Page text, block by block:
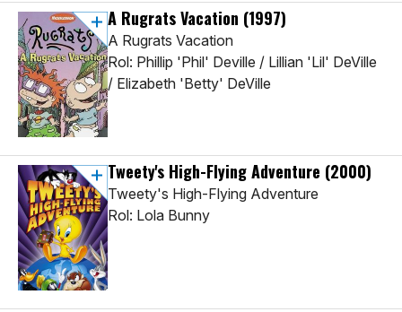
A Rugrats Vacation (1997)
A Rugrats Vacation
Rol: Phillip 'Phil' Deville / Lillian 'Lil' DeVille
/ Elizabeth 'Betty' DeVille
Tweety's High-Flying Adventure (2000)
Tweety's High-Flying Adventure
Rol: Lola Bunny